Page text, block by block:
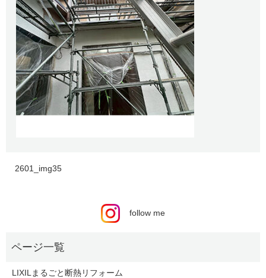
2601_img35
follow me
LIXILまるごと断熱リフォーム